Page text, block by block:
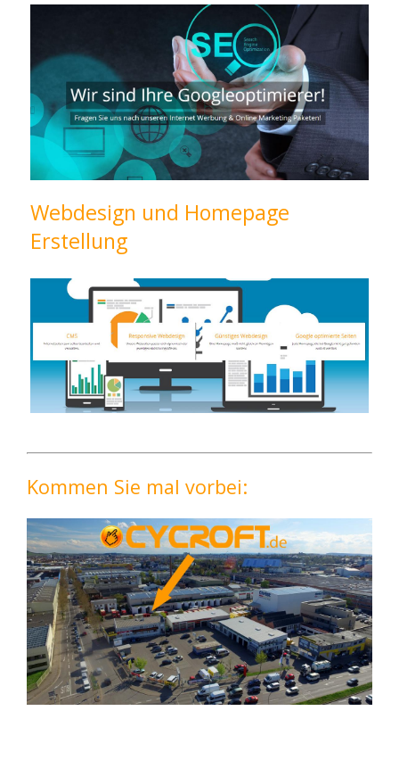
Webdesign und Homepage
Erstellung
Kommen Sie mal vorbei: